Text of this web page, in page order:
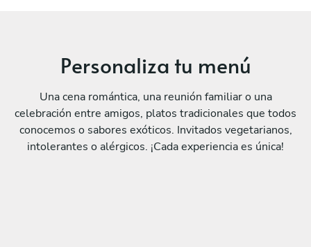
Personaliza tu menú
Una cena romántica, una reunión familiar o una
celebración entre amigos, platos tradicionales que todos
conocemos o sabores exóticos. Invitados vegetarianos,
intolerantes o alérgicos. ¡Cada experiencia es única!